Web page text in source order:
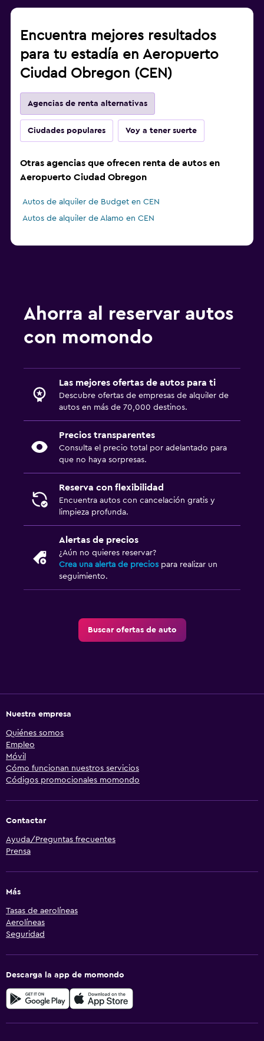
Encuentra mejores resultados
para tu estadía en Aeropuerto
Ciudad Obregon (CEN)
Agencias de renta alternativas
Ciudades populares Voy a tener suerte
Otras agencias que ofrecen renta de autos en
Aeropuerto Ciudad Obregon
Autos de alquiler de Budget en CEN
Autos de alquiler de Alamo en CEN
Ahorra al reservar autos
con momondo
Las mejores ofertas de autos para ti
Descubre ofertas de empresas de alquiler de
autos en más de 70,000 destinos.
Precios transparentes
Consulta el precio total por adelantado para
que no haya sorpresas.
Reserva con flexibilidad
Encuentra autos con cancelación gratis y
limpieza profunda.
Alertas de precios
¿Aún no quieres reservar?
Crea una alerta de precios para realizar un
seguimiento.
Buscar ofertas de auto
Nuestra empresa
Quiénes somos
Empleo
Móvil
Cómo funcionan nuestros servicios
Códigos promocionales momondo
Contactar
Ayuda/Preguntas frecuentes
Prensa
Más
Tasas de aerolíneas
Aerolíneas
Seguridad
Descarga la app de momondo